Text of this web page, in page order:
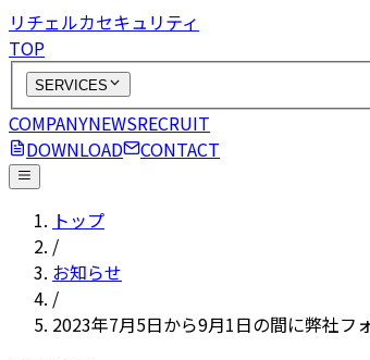
リチェルカセキュリティ
TOP
SERVICES
COMPANYNEWSRECRUIT
DOWNLOAD
CONTACT
トップ
/
お知らせ
/
2023年7月5日から9月1日の間に弊社フ